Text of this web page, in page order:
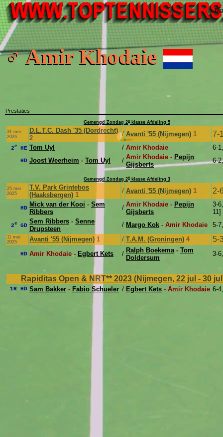
♂ Amir Khodaie
Prestaties
Gemengd Zondag 2e klasse Afdeling 5
31 mei
2026
D.L.T.C. Dash '35 (Dordrecht)
2
/ Avanti '55 (Nijmegen) 1 7-
2e HE Tom Uyl / Amir Khodaie 6-
HD Joost Weerheim - Tom Uyl / Amir Khodaie - Pepijn
Gijsberts
6-
Gemengd Zondag 2e klasse Afdeling 3
25 mei
2025
T.V. Park Grintebos
(Haaksbergen) 1
/ Avanti '55 (Nijmegen) 1 2-
HD Mick van der Kooi - Sem
Ribbers
/ Amir Khodaie - Pepijn
Gijsberts
3-
11]
2e GD
Sem Ribbers - Senne
Drupsteen
/ Margo Kok - Amir Khodaie 5-
11 mei
2025
Avanti '55 (Nijmegen) 1 / T.A.M. (Groningen) 4 5-
HD Amir Khodaie - Egbert Kets / Ralph Boekema- Tom
Doldersum
3-
Rapiditas Open & NRT** 2023 (Nijmegen, 22 jul - 30
1R HD Sam Bakker - Fabio Schueler / Egbert Kets - Amir Khodaie 6-